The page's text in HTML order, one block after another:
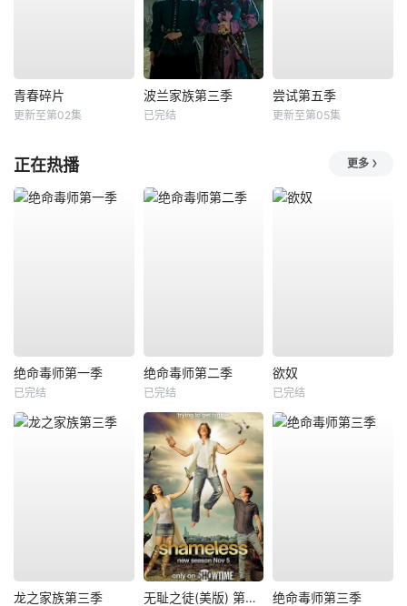
青春碎片
更新至第02集
波兰家族第三季
已完结
尝试第五季
更新至第05集
正在热播 更多
绝命毒师第一季
已完结
绝命毒师第二季
已完结
欲奴
已完结
龙之家族第三季 无耻之徒(美版) 第八季 绝命毒师第三季